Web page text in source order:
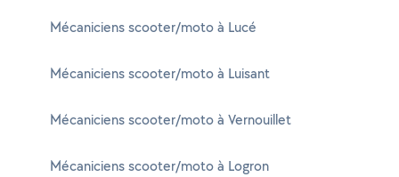
Mécaniciens scooter/moto à Lucé
Mécaniciens scooter/moto à Luisant
Mécaniciens scooter/moto à Vernouillet
Mécaniciens scooter/moto à Logron